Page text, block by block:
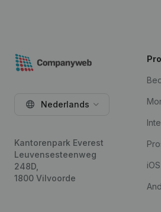
Nederlands
Kantorenpark Everest
Leuvensesteenweg
248D,
1800 Vilvoorde